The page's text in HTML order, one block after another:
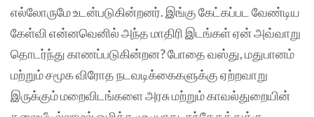
எல்லோருமே உடன்படுகின்றனர். இங்கு கேட்கப்பட வேண்டிய
கேள்வி என்னவெனில் அந்த மாதிரி இடங்கள் ஏன் அவ்வாறு
தொடர்ந்து காணப்படுகின்றன? போதை வஸ்து, மதுபானம்
மற்றும் சமூக விரோத நடவடிக்கைகளுக்கு ஏற்றவாறு
இருக்கும் மறைவிடங்களை அரசு மற்றும் காவல்துறையின்